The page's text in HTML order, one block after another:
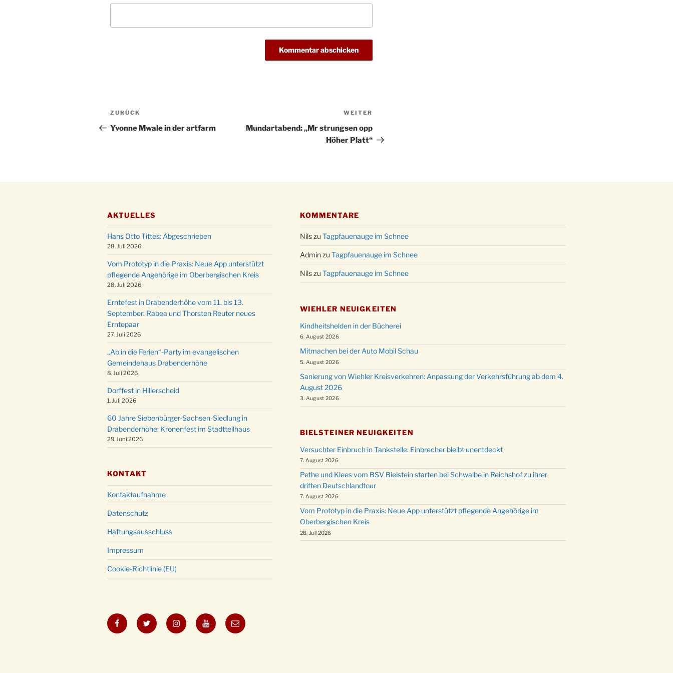
Beitragsnavigation
Vorheriger
Beitrag
ZURÜCK
Yvonne Mwale in der artfarm
Beitrag
WEITER
Mundartabend: „Mr strungsen opp
Höher Platt“
Weihnachtsgottesdienst in der Kirche um
24.12.
31.12.
um 18:00 Uhr
AKTUELLES
Hans Otto Tittes: Abgeschrieben
28. Juli 2026
Vom Prototyp in die Praxis: Neue App unterstützt
pflegende Angehörige im Oberbergischen Kreis
28. Juli 2026
Erntefest in Drabenderhöhe vom 11. bis 13.
September: Rabea und Thorsten Reuter neues
Erntepaar
27. Juli 2026
„Ab in die Ferien“-Party im evangelischen
Gemeindehaus Drabenderhöhe
8. Juli 2026
Dorffest in Hillerscheid
1. Juli 2026
60 Jahre Siebenbürger-Sachsen-Siedlung in
Drabenderhöhe: Kronenfest im Stadtteilhaus
29. Juni 2026
KONTAKT
Kontaktaufnahme
Datenschutz
Haftungsausschluss
Impressum
Cookie-Richtlinie (EU)
KOMMENTARE
Nilszu Tagpfauenauge im Schnee
Adminzu Tagpfauenauge im Schnee
Nilszu Tagpfauenauge im Schnee
WIEHLER NEUIGKEITEN
Kindheitshelden in der Bücherei
6. August 2026
Mitmachen bei der Auto Mobil Schau
5. August 2026
Sanierung von Wiehler Kreisverkehren: Anpassung der Verkehrsführung ab dem 4.
August 2026
3. August 2026
BIELSTEINER NEUIGKEITEN
Versuchter Einbruch in Tankstelle: Einbrecher bleibt unentdeckt
7. August 2026
Pethe und Klees vom BSV Bielstein starten bei Schwalbe in Reichshof zu ihrer
dritten Deutschlandtour
7. August 2026
Vom Prototyp in die Praxis: Neue App unterstützt pflegende Angehörige im
Oberbergischen Kreis
28. Juli 2026
FacebookTwitter InstagramYouTubeE-
Mail